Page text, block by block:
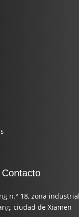
n.° 18, zona
ciudad de Xiamen